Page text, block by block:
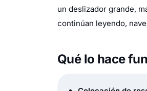
un deslizador grande,
continúan leyendo,
Qué lo hace